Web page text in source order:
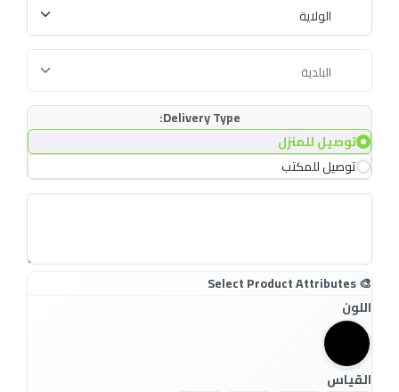
Delivery Type:
توصيل للمنزل
توصيل للمكتب
اللون
القياس